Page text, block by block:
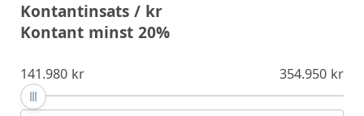
Kontantinsats / kr
Kontant minst 20%
141.980 kr 354.950 kr